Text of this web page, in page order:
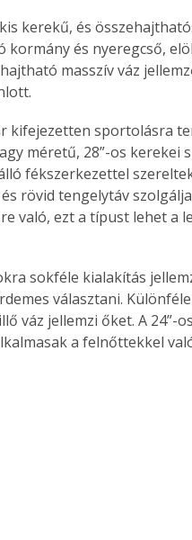
Együtt jobban
Bővebb információ
Együtt jobban megéri! A
könyvek tetszőleges
megrendelhetők!
kerekű, és
kormány és nyeregcső,
masszív váz
kifejezetten sportolásra
méretű, 28”-os
fékszerkezettel
rövid tengelytáv
való, ezt a típust lehet a
sokféle kialakítás
választani.
váz jellemzi őket. A
a felnőttekkel